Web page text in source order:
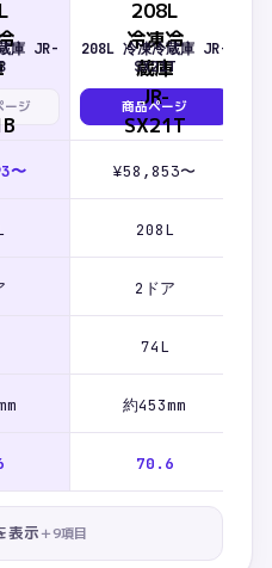
庫 JR-
ージ
208L 冷凍冷蔵庫 JR-
SX21T
商品ページ
〜 ¥58,853〜
208L
2ドア
74L
約453mm
70.6
表示＋9項目